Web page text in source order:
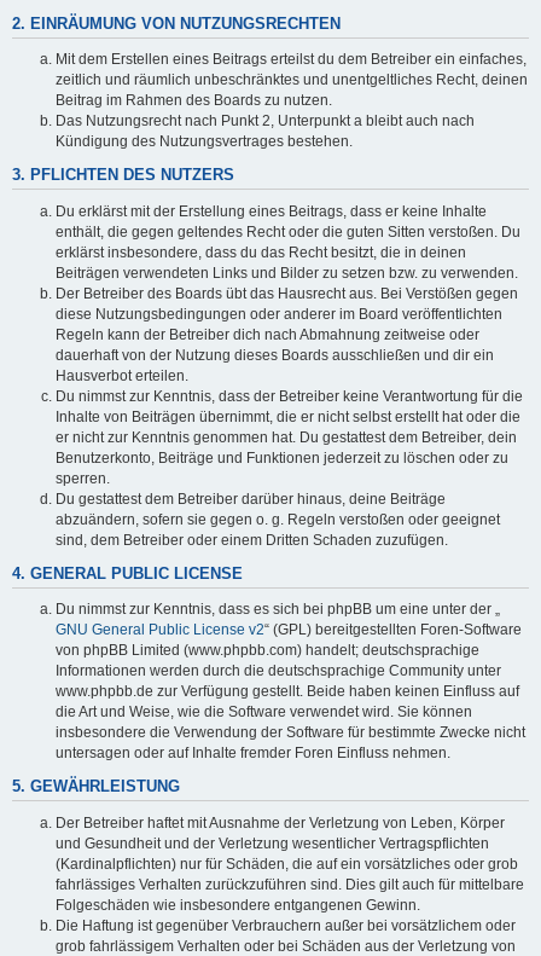
2. EINRÄUMUNG VON NUTZUNGSRECHTEN
Mit dem Erstellen eines Beitrags erteilst du dem Betreiber ein einfaches,
zeitlich und räumlich unbeschränktes und unentgeltliches Recht, deinen
Beitrag im Rahmen des Boards zu nutzen.
Das Nutzungsrecht nach Punkt 2, Unterpunkt a bleibt auch nach
Kündigung des Nutzungsvertrages bestehen.
3. PFLICHTEN DES NUTZERS
Du erklärst mit der Erstellung eines Beitrags, dass er keine Inhalte
enthält, die gegen geltendes Recht oder die guten Sitten verstoßen. Du
erklärst insbesondere, dass du das Recht besitzt, die in deinen
Beiträgen verwendeten Links und Bilder zu setzen bzw. zu verwenden.
Der Betreiber des Boards übt das Hausrecht aus. Bei Verstößen gegen
diese Nutzungsbedingungen oder anderer im Board veröffentlichten
Regeln kann der Betreiber dich nach Abmahnung zeitweise oder
dauerhaft von der Nutzung dieses Boards ausschließen und dir ein
Hausverbot erteilen.
Du nimmst zur Kenntnis, dass der Betreiber keine Verantwortung für die
Inhalte von Beiträgen übernimmt, die er nicht selbst erstellt hat oder die
er nicht zur Kenntnis genommen hat. Du gestattest dem Betreiber, dein
Benutzerkonto, Beiträge und Funktionen jederzeit zu löschen oder zu
sperren.
Du gestattest dem Betreiber darüber hinaus, deine Beiträge
abzuändern, sofern sie gegen o. g. Regeln verstoßen oder geeignet
sind, dem Betreiber oder einem Dritten Schaden zuzufügen.
4. GENERAL PUBLIC LICENSE
Du nimmst zur Kenntnis, dass es sich bei phpBB um eine unter der „
GNU General Public License v2“ (GPL) bereitgestellten Foren-Software
von phpBB Limited (www.phpbb.com) handelt; deutschsprachige
Informationen werden durch die deutschsprachige Community unter
www.phpbb.de zur Verfügung gestellt. Beide haben keinen Einfluss auf
die Art und Weise, wie die Software verwendet wird. Sie können
insbesondere die Verwendung der Software für bestimmte Zwecke nicht
untersagen oder auf Inhalte fremder Foren Einfluss nehmen.
5. GEWÄHRLEISTUNG
Der Betreiber haftet mit Ausnahme der Verletzung von Leben, Körper
und Gesundheit und der Verletzung wesentlicher Vertragspflichten
(Kardinalpflichten) nur für Schäden, die auf ein vorsätzliches oder grob
fahrlässiges Verhalten zurückzuführen sind. Dies gilt auch für mittelbare
Folgeschäden wie insbesondere entgangenen Gewinn.
Die Haftung ist gegenüber Verbrauchern außer bei vorsätzlichem oder
grob fahrlässigem Verhalten oder bei Schäden aus der Verletzung von